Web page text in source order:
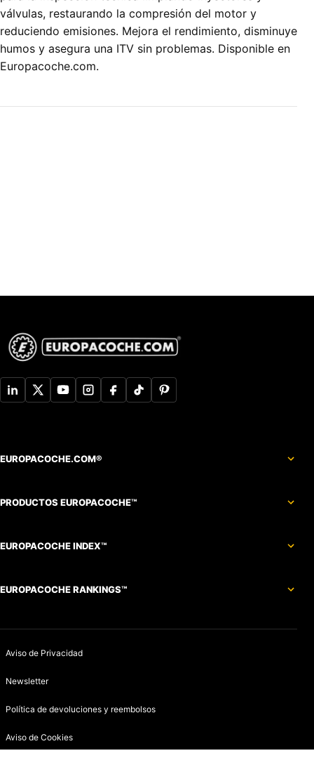
válvulas, restaurando la compresión del motor y
reduciendo emisiones. Mejora el rendimiento, disminuye
humos y asegura una ITV sin problemas. Disponible en
Europacoche.com.
EUROPACOCHE.COM®
PRODUCTOS EUROPACOCHE™
EUROPACOCHE INDEX™
EUROPACOCHE RANKINGS™
Aviso de Privacidad
Newsletter
Política de devoluciones y reembolsos
Aviso de Cookies